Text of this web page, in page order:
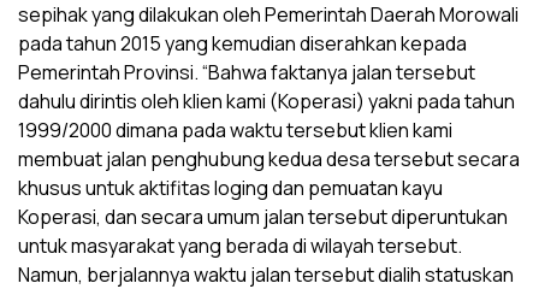
sepihak yang dilakukan oleh Pemerintah Daerah Morowali
pada tahun 2015 yang kemudian diserahkan kepada
Pemerintah Provinsi. “Bahwa faktanya jalan tersebut
dahulu dirintis oleh klien kami (Koperasi) yakni pada tahun
1999/2000 dimana pada waktu tersebut klien kami
membuat jalan penghubung kedua desa tersebut secara
khusus untuk aktifitas loging dan pemuatan kayu
Koperasi, dan secara umum jalan tersebut diperuntukan
untuk masyarakat yang berada di wilayah tersebut.
Namun, berjalannya waktu jalan tersebut dialih statuskan